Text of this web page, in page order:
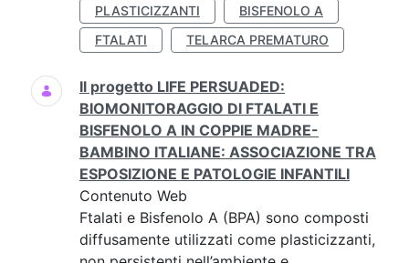
PLASTICIZZANTI
BISFENOLO A
FTALATI
TELARCA PREMATURO
Il progetto LIFE PERSUADED:
BIOMONITORAGGIO DI FTALATI E
BISFENOLO A IN COPPIE MADRE-
BAMBINO ITALIANE: ASSOCIAZIONE TRA
ESPOSIZIONE E PATOLOGIE INFANTILI
Contenuto Web
Ftalati e Bisfenolo A (BPA) sono composti
diffusamente utilizzati come plasticizzanti,